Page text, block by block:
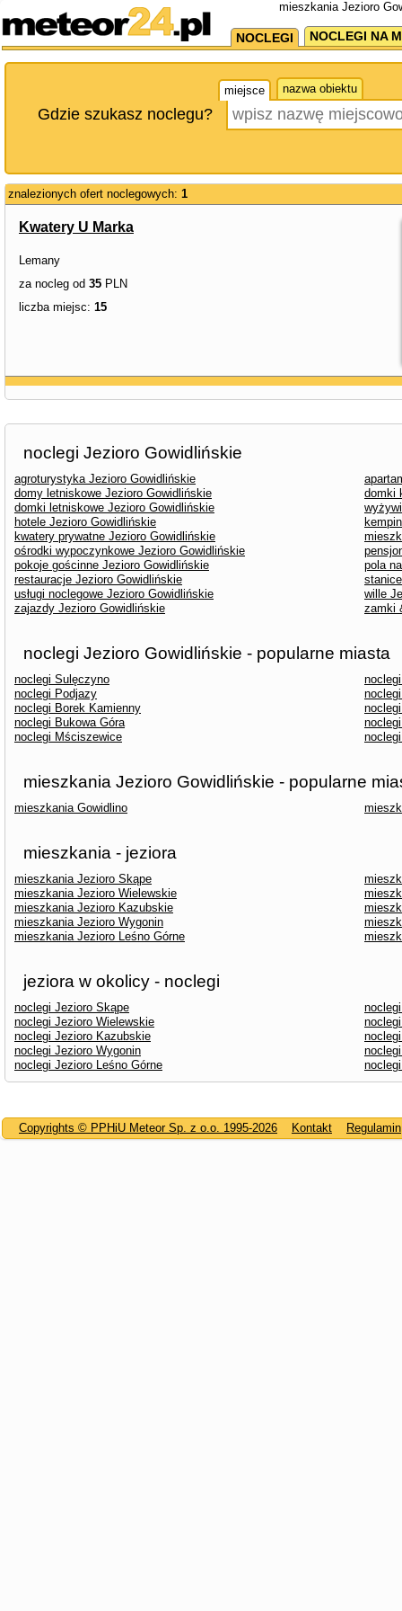
mieszkania Jezioro
NOCLEGI NOCLEGI NA
miejsce nazwa obiektu
Gdzie szukasz noclegu?
znalezionych ofert noclegowych: 1
Kwatery U Marka
Lemany
za nocleg od 35 PLN
liczba miejsc: 15
noclegi Jezioro Gowidlińskie
agroturystyka Jezioro Gowidlińskie
domy letniskowe Jezioro Gowidlińskie
domki
domki letniskowe Jezioro Gowidlińskie
hotele Jezioro Gowidlińskie
kwatery prywatne Jezioro Gowidlińskie
ośrodki wypoczynkowe Jezioro Gowidlińskie
pokoje gościnne Jezioro Gowidlińskie
pola
restauracje Jezioro Gowidlińskie
usługi noclegowe Jezioro Gowidlińskie
wille
zajazdy Jezioro Gowidlińskie
zamki
noclegi Jezioro Gowidlińskie - popularne miasta
noclegi Sulęczyno
noclegi Podjazy
noclegi Borek Kamienny
noclegi Bukowa Góra
noclegi Mściszewice
mieszkania Jezioro Gowidlińskie - popularne
mieszkania Gowidlino
mieszkania - jeziora
mieszkania Jezioro Skąpe
mieszkania Jezioro Wielewskie
mieszkania Jezioro Kazubskie
mieszkania Jezioro Wygonin
mieszkania Jezioro Leśno Górne
jeziora w okolicy - noclegi
noclegi Jezioro Skąpe
noclegi Jezioro Wielewskie
noclegi Jezioro Kazubskie
noclegi Jezioro Wygonin
noclegi Jezioro Leśno Górne
Copyrights © PPHiU Meteor Sp. z o.o. 1995-2026 Kontakt Regulamin